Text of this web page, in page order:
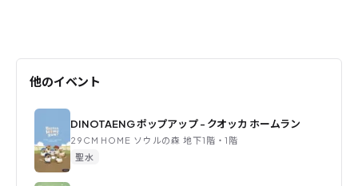
他のイベント
DINOTAENG ポップアップ - クオッカ ホームラン
29CM HOME ソウルの森 地下1階・1階
聖水